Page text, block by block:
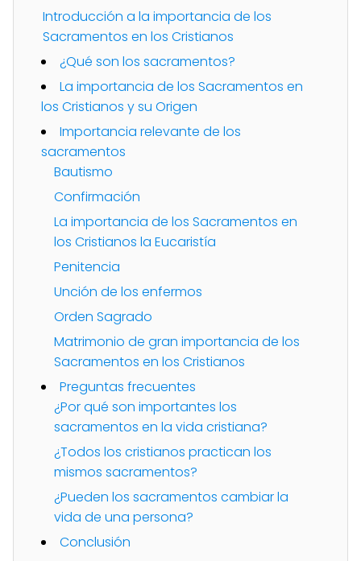
Introducción a la importancia de los
Sacramentos en los Cristianos
¿Qué son los sacramentos?
La importancia de los Sacramentos en
los Cristianos y su Origen
Importancia relevante de los
sacramentos
Bautismo
Confirmación
La importancia de los Sacramentos en
los Cristianos la Eucaristía
Penitencia
Unción de los enfermos
Orden Sagrado
Matrimonio de gran importancia de los
Sacramentos en los Cristianos
Preguntas frecuentes
¿Por qué son importantes los
sacramentos en la vida cristiana?
¿Todos los cristianos practican los
mismos sacramentos?
¿Pueden los sacramentos cambiar la
vida de una persona?
Conclusión